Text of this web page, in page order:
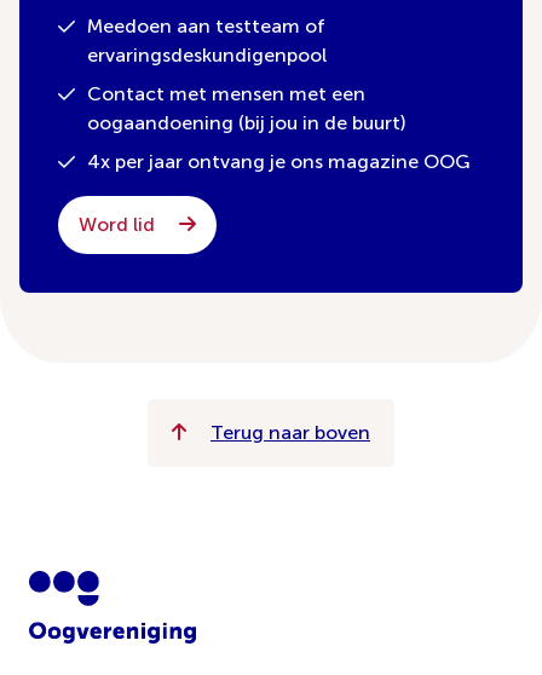
Meedoen aan testteam of
ervaringsdeskundigenpool
Contact met mensen met een
oogaandoening (bij jou in de buurt)
4x per jaar ontvang je ons magazine OOG
Word lid
Terug naar boven